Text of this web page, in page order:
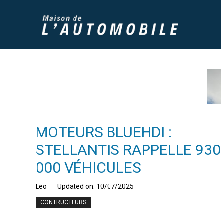
MOTEURS BLUEHDI :
STELLANTIS RAPPELLE 930
000 VÉHICULES
Léo Updated on: 10/07/2025
CONTRUCTEURS